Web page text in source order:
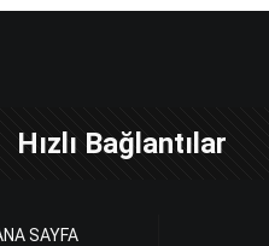
Hızlı Bağlantılar
SAYFA